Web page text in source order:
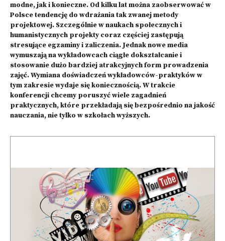
modne, jak i konieczne. Od kilku lat można zaobserwować w
Polsce tendencję do wdrażania tak zwanej metody
projektowej. Szczególnie w naukach społecznych i
humanistycznych projekty coraz częściej zastępują
stresujące egzaminy i zaliczenia. Jednak nowe media
wymuszają na wykładowcach ciągłe dokształcanie i
stosowanie dużo bardziej atrakcyjnych form prowadzenia
zajęć. Wymiana doświadczeń wykładowców-praktyków w
tym zakresie wydaje się koniecznością. W trakcie
konferencji chcemy poruszyć wiele zagadnień
praktycznych, które przekładają się bezpośrednio na jakość
nauczania, nie tylko w szkołach wyższych.